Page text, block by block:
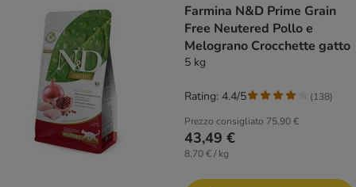
Farmina N&D Prime Grain
Free Neutered Pollo e
Melograno Crocchette gatto
5 kg
Prezzo consigliato 75,90 €
43,49 €
8,70 € / kg
Rating: 4.4/5 (138)